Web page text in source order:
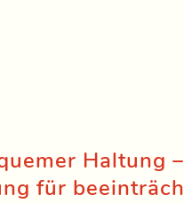
Haltung
für